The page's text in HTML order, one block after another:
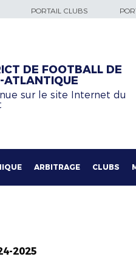
PORTAIL CLUBS
DE FOOTBALL DE
ATLANTIQUE
sur le site Internet du
ARBITRAGE CLUBS
2025